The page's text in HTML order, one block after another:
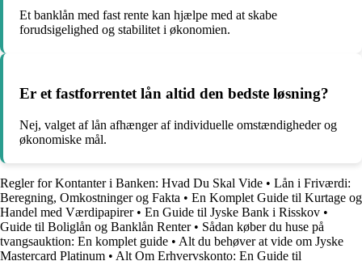
Et banklån med fast rente kan hjælpe med at skabe
forudsigelighed og stabilitet i økonomien.
Er et fastforrentet lån altid den bedste løsning?
Nej, valget af lån afhænger af individuelle omstændigheder og
økonomiske mål.
Regler for Kontanter i Banken: Hvad Du Skal Vide • Lån i Friværdi:
Beregning, Omkostninger og Fakta • En Komplet Guide til Kurtage og
Handel med Værdipapirer• En Guide til Jyske Bank i Risskov •
Guide til Boliglån og Banklån Renter• Sådan køber du huse på
tvangsauktion: En komplet guide • Alt du behøver at vide om Jyske
Mastercard Platinum • Alt Om Erhvervskonto: En Guide til